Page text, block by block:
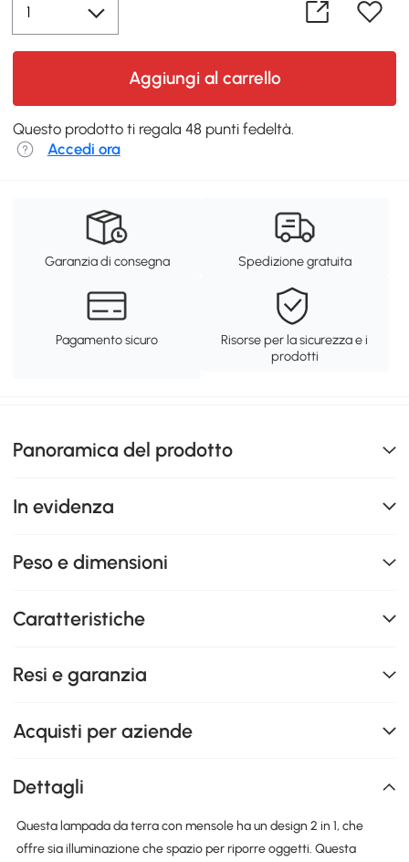
Aggiungi al carrello
Questo prodotto ti regala 48 punti fedeltà.
Accedi ora
Garanzia di consegna Spedizione gratuita
Pagamento sicuro
Risorse per la sicurezza e i
prodotti
Panoramica del prodotto
In evidenza
Peso e dimensioni
Caratteristiche
Resi e garanzia
Acquisti per aziende
Dettagli
Questa lampada da terra con mensole ha un design 2 in 1, che
offre sia illuminazione che spazio per riporre oggetti. Questa